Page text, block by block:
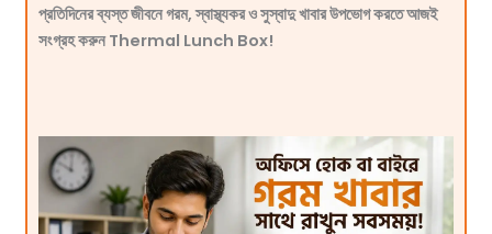
প্রতিদিনের ব্যস্ত জীবনে গরম, স্বাস্থ্যকর ও সুস্বাদু খাবার উপভোগ করতে আজই
সংগ্রহ করুন Thermal Lunch Box!